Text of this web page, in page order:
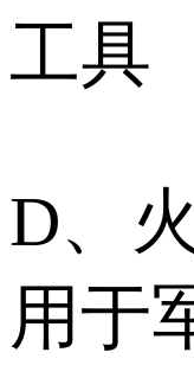
工具
D、
用于